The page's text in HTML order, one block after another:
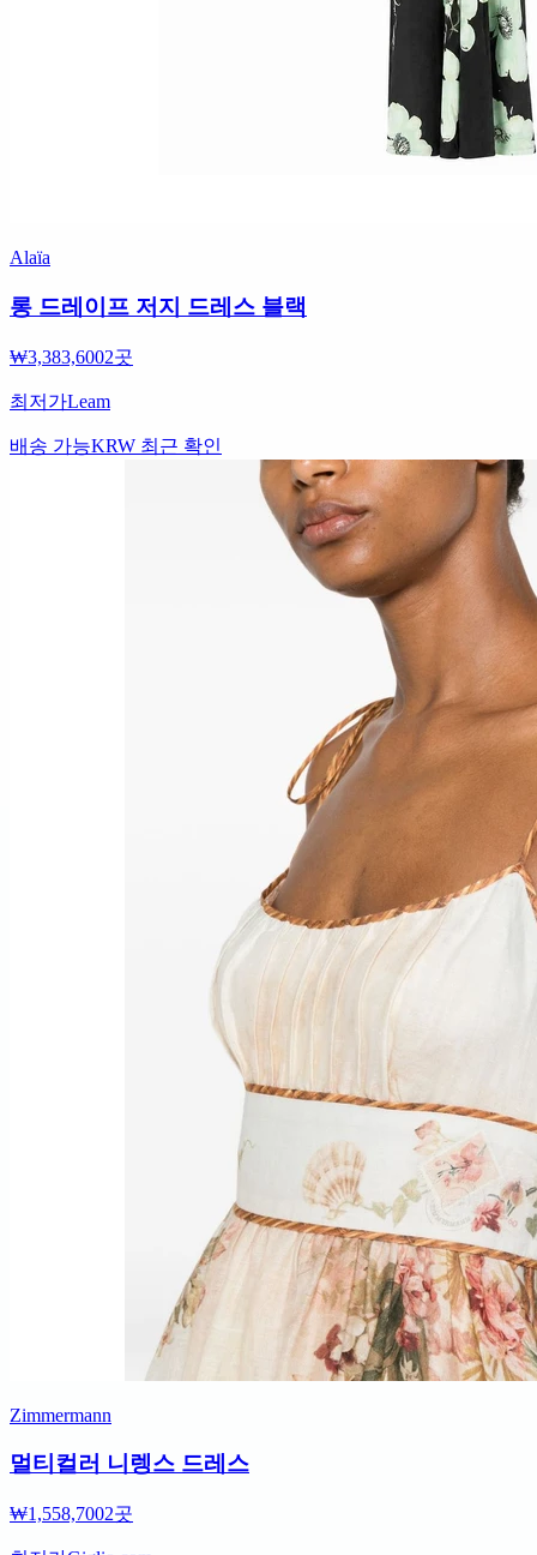
Alaïa
롱 드레이프 저지 드레스 블랙
₩3,383,6002곳
최저가Leam
배송 가능KRW 최근 확인
Zimmermann
멀티컬러 니렝스 드레스
₩1,558,7002곳